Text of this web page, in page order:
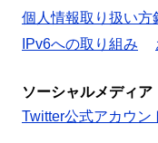
個人情報取り扱い方
IPv6への取り組み
ソーシャルメディア
Twitter公式アカウン